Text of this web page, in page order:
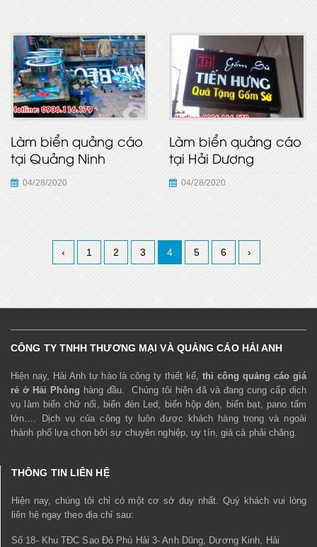
Làm biển quảng cáo
tại Quảng Ninh
04/28/2020
Làm biển quảng cáo
tại Hải Dương
04/28/2020
‹ 1 2 3 4 5 6 ›
CÔNG TY TNHH THƯƠNG MẠI VÀ QUẢNG CÁO HẢI ANH
Hiện nay, Hải Anh tự hào là công ty thiết kế, thi công quảng cáo giá
rẻ ở Hải Phòng hàng đầu. Chúng tôi hiện đã và đang cung cấp dịch
vụ làm biển chữ nổi, biển đèn Led, biển hộp đèn, biển bạt, pano tấm
lớn…. Dịch vụ của công ty luôn được khách hàng trong và ngoài
thành phố lựa chọn bởi sự chuyên nghiệp, uy tín, giá cả phải chăng.
THÔNG TIN LIÊN HỆ
Hiện nay, chúng tôi chỉ có một cơ sở duy nhất. Quý khách vui lòng
liên hệ ngay theo địa chỉ sau:
Số 18- Khu TĐC Sao Đỏ Phú Hải 3- Anh Dũng, Dương Kinh, Hải